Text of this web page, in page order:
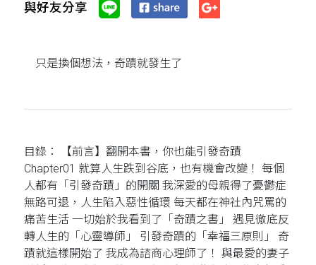
與好友分享
只是換個想法，奇蹟就發生了
目錄： 【前言】翻開本書，你也能引發奇蹟
Chapter01 就算人生跌到谷底，也有機會改變！ 每個
人都有「引發奇蹟」的開關 我深愛的母親得了憂鬱症
無路可退，人生陷入惡性循環 每天都在神社內咒罵的
痛苦生活 一切始於我看到了「奇蹟之書」 遇見徹底反
轉人生的「心靈導師」 引發奇蹟的「幸福三原則」 奇
蹟就這樣開始了 我成為諮商心理師了！ 與最愛的妻子